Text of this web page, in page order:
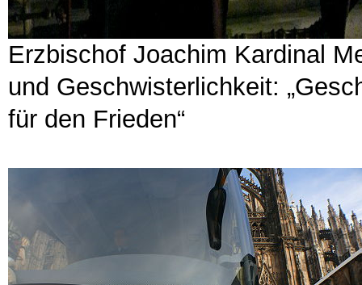
Erzbischof Joachim Kardinal
und Geschwisterlichkeit:
für den Frieden“